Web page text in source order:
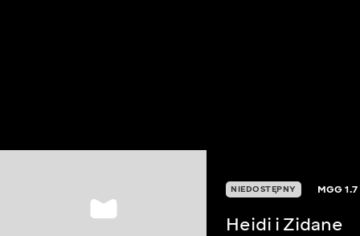
NIEDOSTĘPNY MGG1.7
Heidi i Zidane